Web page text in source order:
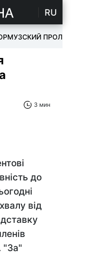
RU
ПРОЛИВ
3 мин
до
від
"За"